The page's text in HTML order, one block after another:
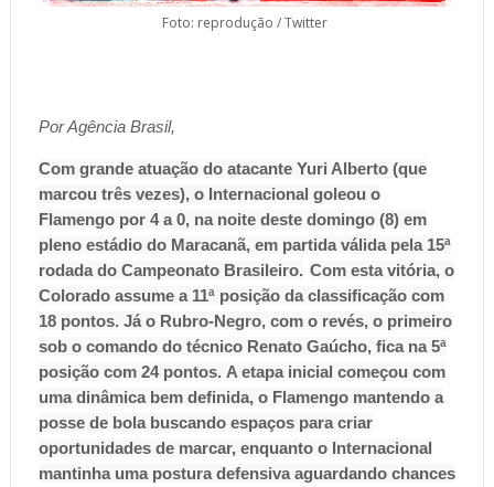
Foto: reprodução / Twitter
Por Agência Brasil,
Com grande atuação do atacante Yuri Alberto (que
marcou três vezes), o Internacional goleou o
Flamengo por 4 a 0, na noite deste domingo (8) em
pleno estádio do Maracanã, em partida válida pela 15ª
rodada do Campeonato Brasileiro. Com esta vitória, o
Colorado assume a 11ª posição da classificação com
18 pontos. Já o Rubro-Negro, com o revés, o primeiro
sob o comando do técnico Renato Gaúcho, fica na 5ª
posição com 24 pontos. A etapa inicial começou com
uma dinâmica bem definida, o Flamengo mantendo a
posse de bola buscando espaços para criar
oportunidades de marcar, enquanto o Internacional
mantinha uma postura defensiva aguardando chances